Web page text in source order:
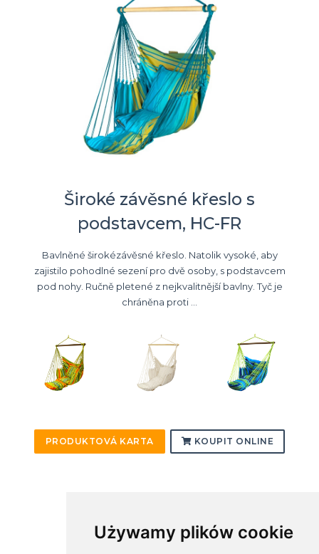
Używamy plików cookie
Široké závěsné křeslo s
podstavcem, HC-FR
Bavlněné širokézávěsné křeslo. Natolik vysoké, aby
zajistilo pohodlné sezení pro dvě osoby, s podstavcem
pod nohy. Ručně pletené z nejkvalitnější bavlny. Tyč je
chráněna proti ...
PRODUKTOVÁ KARTA KOUPIT ONLINE